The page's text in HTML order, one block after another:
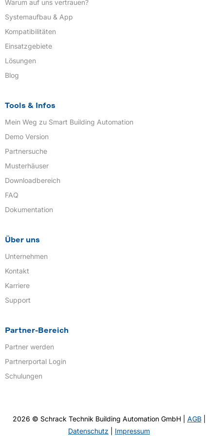
Warum auf uns vertrauen?
Systemaufbau & App
Kompatibilitäten
Einsatzgebiete
Lösungen
Blog
Tools & Infos
Mein Weg zu Smart Building Automation
Demo Version
Partnersuche
Musterhäuser
Downloadbereich
FAQ
Dokumentation
Über uns
Unternehmen
Kontakt
Karriere
Support
Partner-Bereich
Partner werden
Partnerportal Login
Schulungen
2026 © Schrack Technik Building Automation GmbH | AGB|
Datenschutz
Impressum